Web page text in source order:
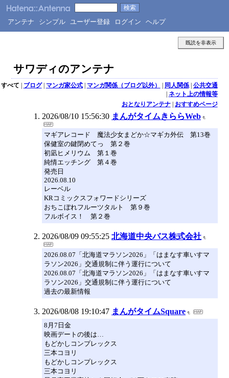
アンテナ シンプル ユーザー登録 ログイン ヘルプ
既読を非表示
サワディのアンテナ
すべて | ブログ| マンガ家公式| マンガ関係（ブログ以外） | 同人関係| 公共交通
| ネット上の情報等
おとなりアンテナ| おすすめページ
2026/08/10 15:56:30 まんがタイムきららWeb
マギアレコード 魔法少女まどか☆マギカ外伝 第13巻
保健室の鍵閉めてっ 第２巻
初凪ヒメリウム 第１巻
純情エッチング 第４巻
発売日
2026.08.10
レーベル
KRコミックスフォワードシリーズ
おちこぼれフルーツタルト 第９巻
フルボイス！ 第２巻
2026/08/09 09:55:25 北海道中央バス株式会社
2026.08.07「北海道マラソン2026」「はまなす車いすマ
ラソン2026」交通規制に伴う運行について
2026.08.07「北海道マラソン2026」「はまなす車いすマ
ラソン2026」交通規制に伴う運行について
過去の最新情報
2026/08/08 19:10:47 まんがタイムSquare
8月7日金
映画デートの後は…
もどかしコンプレックス
三本コヨリ
もどかしコンプレックス
三本コヨリ